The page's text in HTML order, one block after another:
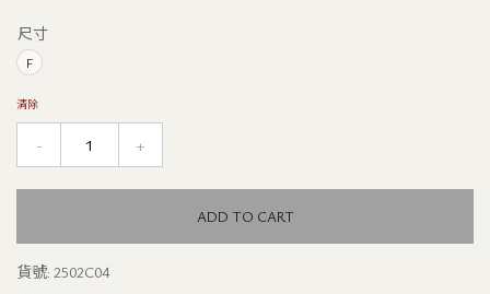
尺寸
F
清除
Quantity
- +
ADD TO CART
貨號: 2502C04